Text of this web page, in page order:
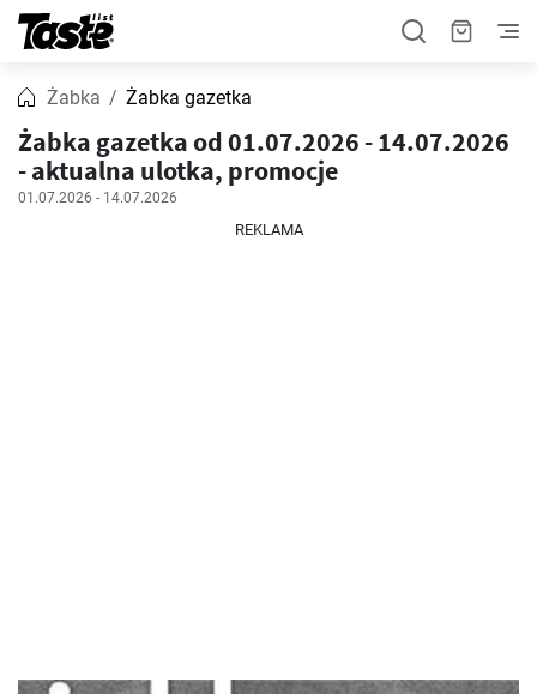
Żabka Żabka gazetka
Żabka gazetka od 01.07.2026 - 14.07.2026
- aktualna ulotka, promocje
01.07.2026 - 14.07.2026
REKLAMA